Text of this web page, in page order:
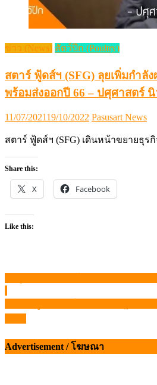
ข่าว (News) สัตว์ปีก (Poultry)
สตาร์ ฟู้ดส์ฯ (SFG) ลุยเพิ่มกำลั
พร้อมส่งออกปี 66 – ปศุศาสตร์
Posted
11/07/202119/10/2022 Author
Pasusart News
สตาร์ ฟู้ดส์ฯ (SFG) เดินหน้าขยายธุร
Share this:
X Facebook
Like this:
แนะแนว
เรื่อง
Advertisement / โฆษณา